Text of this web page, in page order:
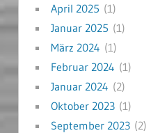
April 2025 (1)
Januar 2025 (1)
März 2024 (1)
Februar 2024 (1)
Januar 2024 (2)
Oktober 2023(1)
September 2023(2)